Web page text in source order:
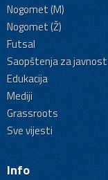
Nogomet (M)
Nogomet (Ž)
Futsal
Saopštenja za javnost
Edukacija
Mediji
Grassroots
Sve vijesti
Info